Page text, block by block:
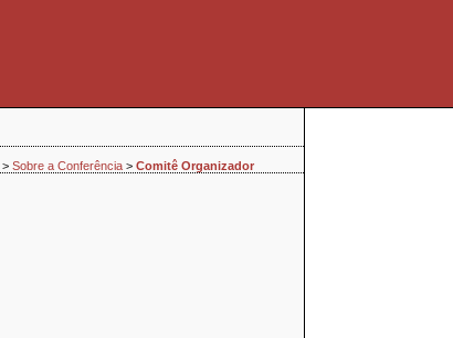
Sobre a Conferência> Comitê Organizador